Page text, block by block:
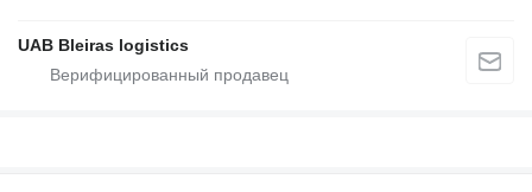
UAB Bleiras logistics